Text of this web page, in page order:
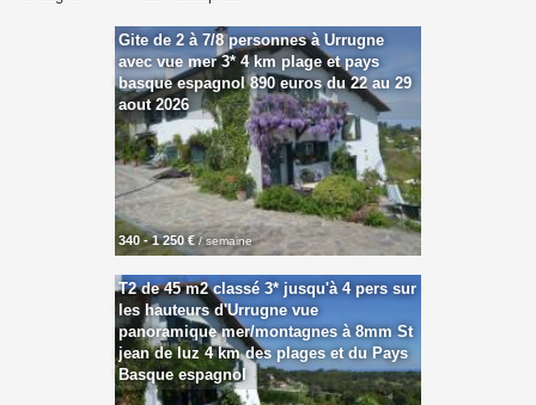
Gite de 2 à 7/8 personnes à Urrugne
avec vue mer 3* 4 km plage et pays
basque espagnol 890 euros du 22 au 29
aout 2026
340 - 1 250 €/ semaine
T2 de 45 m2 classé 3* jusqu'à 4 pers sur
les hauteurs d'Urrugne vue
panoramique mer/montagnes à 8mm St
jean de luz 4 km des plages et du Pays
Basque espagnol